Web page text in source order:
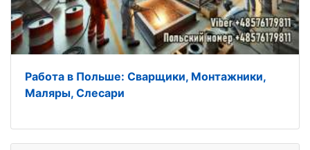
Работа в Польше: Сварщики, Монтажники,
Маляры, Слесари